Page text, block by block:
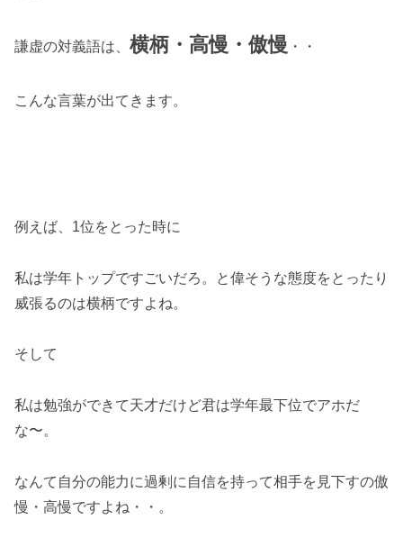
謙虚の対義語は、 横柄・高慢・傲慢 ・・
こんな言葉が出てきます。
例えば、1位をとった時に
私は学年トップですごいだろ。と偉そうな態度をとったり
威張るのは横柄ですよね。
そして
私は勉強ができて天才だけど君は学年最下位でアホだ
な〜。
なんて自分の能力に過剰に自信を持って相手を見下すの傲
慢・高慢ですよね・・。